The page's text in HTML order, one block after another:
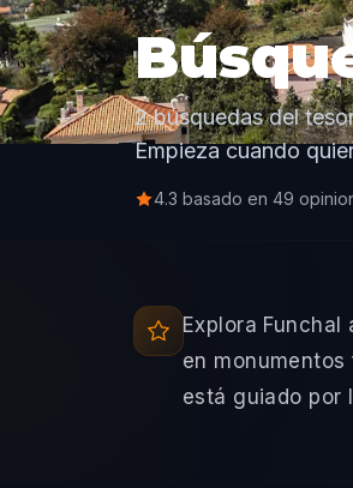
2 búsquedas del
Empieza cuando
4.3 basado en 49
Explora
en
está guiado por